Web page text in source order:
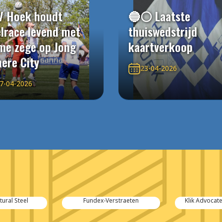
Hoek houdt
levend met
zege op Jong
City
04-2026
🔵⚪️ Laatste
thuiswedstrijd
kaartverkoop
23-04-2026
Steel Fundex-Verstraeten Klik